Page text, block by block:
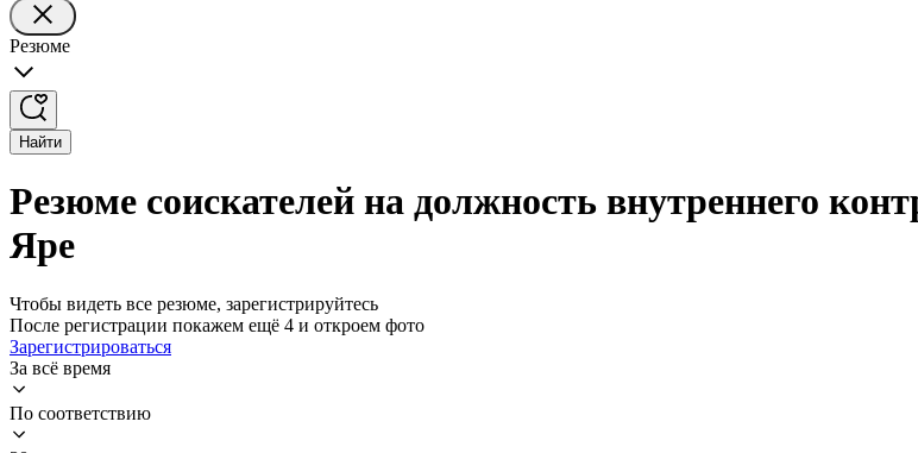
Резюме
Найти
Резюме соискателей на должность внутреннего
Яре
Чтобы видеть все резюме, зарегистрируйтесь
После регистрации покажем ещё 4 и откроем фото
Зарегистрироваться
За всё время
По соответствию